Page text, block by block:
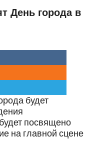
День города в
будет
посвящено
на главной сцене